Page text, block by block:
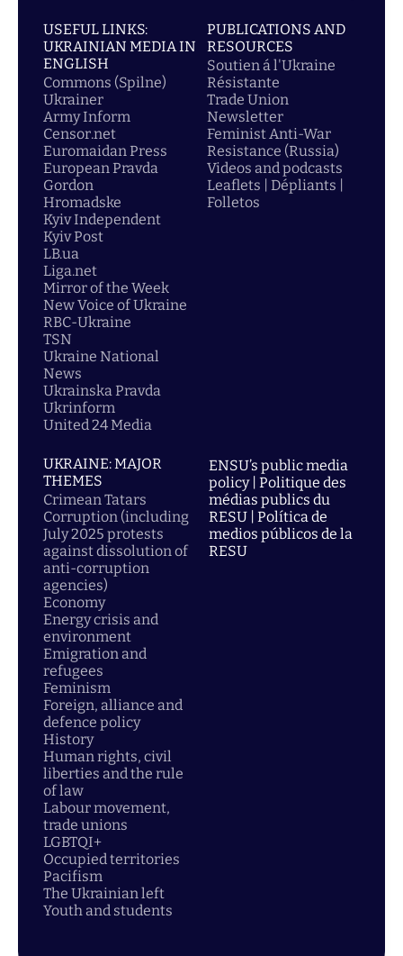
USEFUL LINKS:
UKRAINIAN MEDIA IN
ENGLISH
Commons (Spilne)
Ukrainer
Army Inform
Censor.net
Euromaidan Press
European Pravda
Gordon
Hromadske
Kyiv Independent
Kyiv Post
LB.ua
Liga.net
Mirror of the Week
New Voice of Ukraine
RBC-Ukraine
TSN
Ukraine National
News
Ukrainska Pravda
Ukrinform
United 24 Media
PUBLICATIONS AND
RESOURCES
Soutien á l'Ukraine
Résistante
Trade Union
Newsletter
Feminist Anti-War
Resistance (Russia)
Videos and podcasts
Leaflets | Dépliants |
Folletos
UKRAINE: MAJOR
THEMES
Crimean Tatars
Corruption (including
July 2025 protests
against dissolution of
anti-corruption
agencies)
Economy
Energy crisis and
environment
Emigration and
refugees
Feminism
Foreign, alliance and
defence policy
History
Human rights, civil
liberties and the rule
of law
Labour movement,
trade unions
LGBTQI+
Occupied territories
Pacifism
The Ukrainian left
Youth and students
ENSU’s public media
policy | Politique des
médias publics du
RESU | Política de
medios públicos de la
RESU